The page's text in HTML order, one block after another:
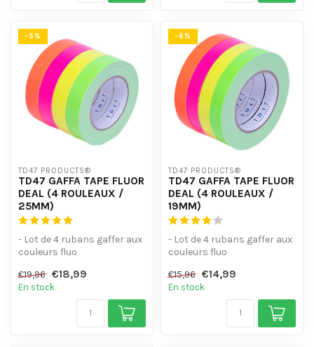
-5%
TD47 PRODUCTS®
TD47 GAFFA TAPE FLUOR
DEAL (4 ROULEAUX /
25MM)
- Lot de 4 rubans gaffer aux
couleurs fluo
(UV)
-...
€19,96 €18,99
En stock
-6%
TD47 PRODUCTS®
TD47 GAFFA TAPE FLUOR
DEAL (4 ROULEAUX /
19MM)
- Lot de 4 rubans gaffer aux
couleurs fluo
(UV)
-...
€15,96 €14,99
En stock